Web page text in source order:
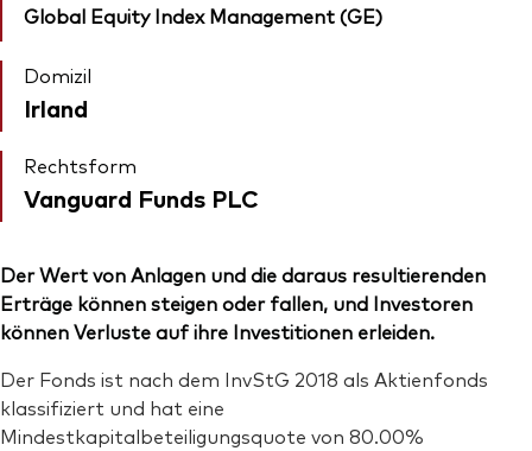
Global Equity Index Management (GE)
Domizil
Irland
Rechtsform
Vanguard Funds PLC
Der Wert von Anlagen und die daraus resultierenden
Erträge können steigen oder fallen, und Investoren
können Verluste auf ihre Investitionen erleiden.
Der Fonds ist nach dem InvStG 2018 als Aktienfonds
klassifiziert und hat eine
Mindestkapitalbeteiligungsquote von 80.00%